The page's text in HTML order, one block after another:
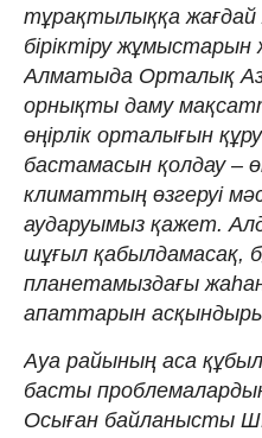
тұрақтылыққа жағдай
біріктіру
Алматыда Орталық
орнықты даму
өңірлік орталығын
бастамасын қолдау –
климаттың өзгеруі
аударуымыз қажет.
шұғыл қабылдамасақ,
планетамыздағы
апаттарын
Ауа райының аса
басты проблемалардың
Осыған байланысты